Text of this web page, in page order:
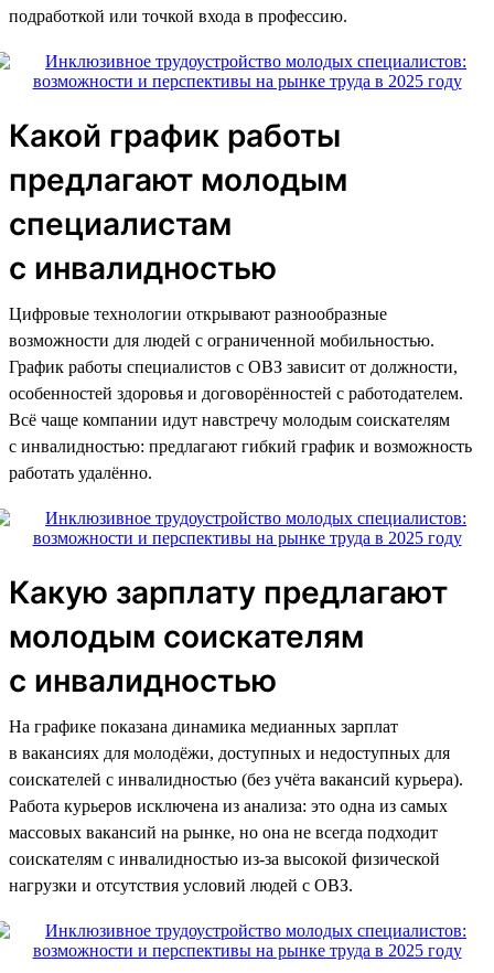
подработкой или точкой входа в профессию.
Какой график работы
предлагают молодым
специалистам
с инвалидностью
Цифровые технологии открывают разнообразные
возможности для людей с ограниченной мобильностью.
График работы специалистов с ОВЗ зависит от должности,
особенностей здоровья и договорённостей с работодателем.
Всё чаще компании идут навстречу молодым соискателям
с инвалидностью: предлагают гибкий график и возможность
работать удалённо.
Какую зарплату предлагают
молодым соискателям
с инвалидностью
На графике показана динамика медианных зарплат
в вакансиях для молодёжи, доступных и недоступных для
соискателей с инвалидностью (без учёта вакансий курьера).
Работа курьеров исключена из анализа: это одна из самых
массовых вакансий на рынке, но она не всегда подходит
соискателям с инвалидностью из-за высокой физической
нагрузки и отсутствия условий людей с ОВЗ.